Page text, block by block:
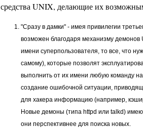
средства UNIX, делающие их
"Сразу в дамки" - имея привилегии
возможен благодаря механизму демонов
имени суперпользователя, то все, что
самому), которые позволят
выполнить от их имени любую команду
создание ошибочной ситуации,
для хакера информацию (например,
Новые демоны (типа httpd или talkd)
они перспективнее для поиска новых.